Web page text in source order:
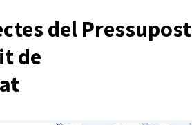
del Pressupost
de